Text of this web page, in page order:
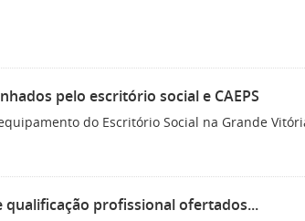
pelo escritório social e CAEPS
do Escritório Social na Grande
qualificação profissional ofertados...